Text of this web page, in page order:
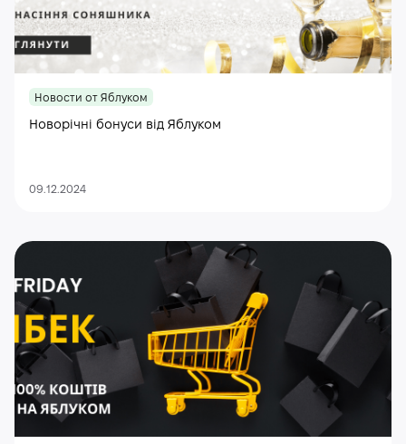
Новости от Яблуком
Новорічні бонуси від Яблуком
09.12.2024